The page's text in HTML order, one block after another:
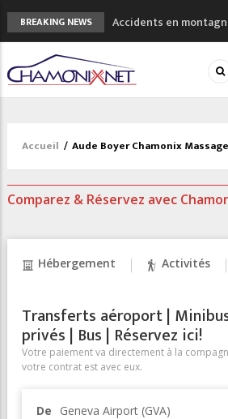
BREAKING NEWS
Accidents en
décédées dans le
Craft ouvre un
à pied à Chamonix
3eme Chamonix
sécheresse en haute
Accueil / Aude Boyer Chamonix Massage
Comparez & Réservez avec
Hébergement Activités
Transferts aéroport |
privés | Bus | Réservez ici!
Votre paiement va directement à la
votre contrat est avec eux.
De Geneva Airport (GVA)